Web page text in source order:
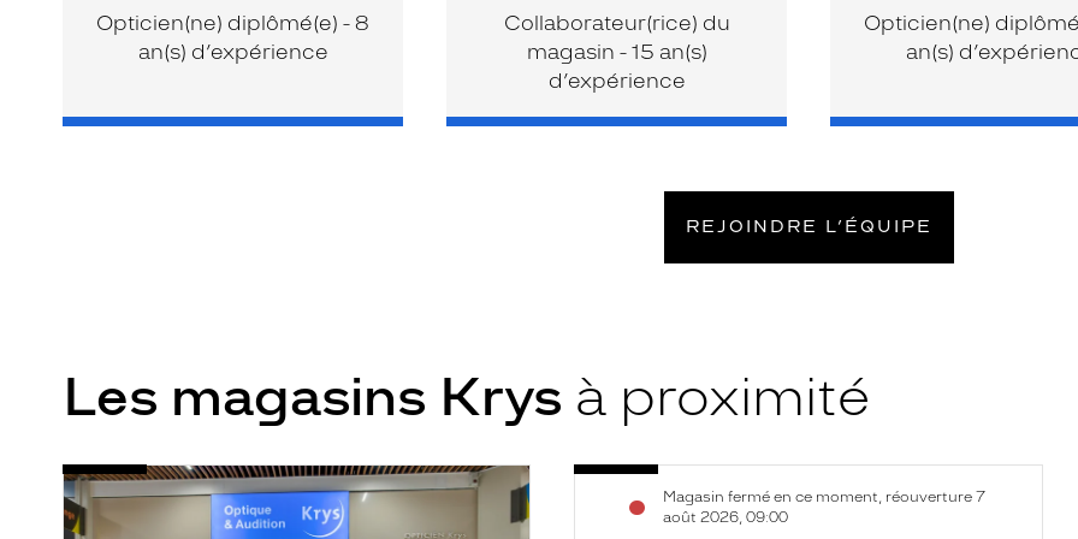
Opticien(ne) diplômé(e) - 8
an(s) d’expérience
Collaborateur(rice) du
magasin - 15 an(s)
d’expérience
Opticien(ne)
an(s)
REJOINDRE L’ÉQUIPE
Les magasins Krys à proximité
Opticien
Fougères
Voir
la
Opticien
Magasin fermé en ce moment, réouverture 7
août 2026, 09:00
Voir